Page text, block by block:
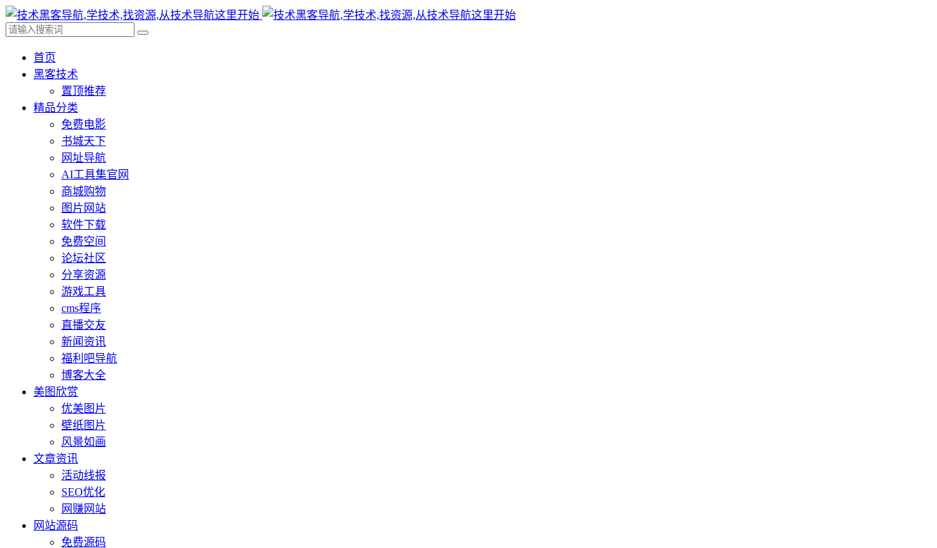
首页
黑客技术
置顶推荐
精品分类
免费电影
书城天下
网址导航
AI工具集官网
商城购物
图片网站
软件下载
免费空间
论坛社区
分享资源
游戏工具
cms程序
直播交友
新闻资讯
福利吧导航
博客大全
美图欣赏
优美图片
壁纸图片
风景如画
文章资讯
活动线报
SEO优化
网赚网站
网站源码
免费源码